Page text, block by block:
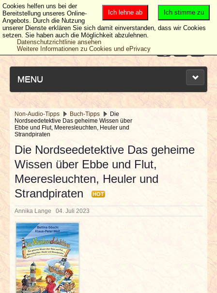
MENU
NEUESTE ARTIKEL
NEWS & DATES
BERICHTE
VERLOSUNGEN
INTERVIEWS
SPECIALS
REDAKTION
Non-Audio-Tipps Buch-Tipps
Die
Nordseedetektive Das geheime Wissen über
Ebbe und Flut, Meeresleuchten, Heuler und
Strandpiraten
Die Nordseedetektive Das geheime
Wissen über Ebbe und Flut,
Meeresleuchten, Heuler und
Strandpiraten
HOT
Annika Lange 04. Juli 2023
Ich stimme zu
Ich lehne ab
Cookies helfen uns bei der
Bereitstellung unseres Online-
Angebots. Durch die Nutzung
unserer Dienste erklären Sie sich damit einverstanden, dass wir Cookies
setzen. Sie haben auch die Möglichkeit abzulehnen.
Datenschutzrichtlinie ansehen
Weitere Informationen zu Cookies und ePrivacy